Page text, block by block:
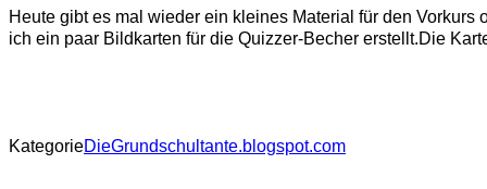
Heute gibt es mal wieder ein kleines Material für den
ich ein paar Bildkarten für die Quizzer-Becher erstellt.Die
KategorieDieGrundschultante.blogspot.com